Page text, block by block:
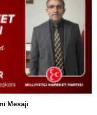
Mesajı